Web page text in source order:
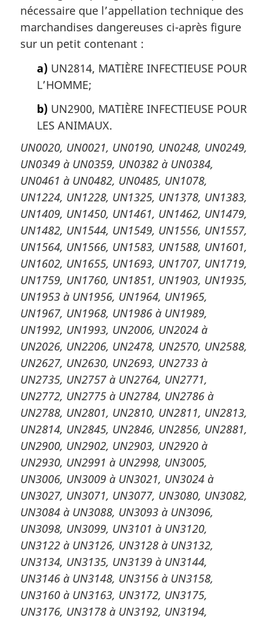
nécessaire que l’appellation technique des
marchandises dangereuses ci-après figure
sur un petit contenant :
a) UN2814, MATIÈRE INFECTIEUSE POUR
L’HOMME;
b) UN2900, MATIÈRE INFECTIEUSE POUR
LES ANIMAUX.
UN0020, UN0021, UN0190, UN0248, UN0249,
UN0349 à UN0359, UN0382 à UN0384,
UN0461 à UN0482, UN0485, UN1078,
UN1224, UN1228, UN1325, UN1378, UN1383,
UN1409, UN1450, UN1461, UN1462, UN1479,
UN1482, UN1544, UN1549, UN1556, UN1557,
UN1564, UN1566, UN1583, UN1588, UN1601,
UN1602, UN1655, UN1693, UN1707, UN1719,
UN1759, UN1760, UN1851, UN1903, UN1935,
UN1953 à UN1956, UN1964, UN1965,
UN1967, UN1968, UN1986 à UN1989,
UN1992, UN1993, UN2006, UN2024 à
UN2026, UN2206, UN2478, UN2570, UN2588,
UN2627, UN2630, UN2693, UN2733 à
UN2735, UN2757 à UN2764, UN2771,
UN2772, UN2775 à UN2784, UN2786 à
UN2788, UN2801, UN2810, UN2811, UN2813,
UN2814, UN2845, UN2846, UN2856, UN2881,
UN2900, UN2902, UN2903, UN2920 à
UN2930, UN2991 à UN2998, UN3005,
UN3006, UN3009 à UN3021, UN3024 à
UN3027, UN3071, UN3077, UN3080, UN3082,
UN3084 à UN3088, UN3093 à UN3096,
UN3098, UN3099, UN3101 à UN3120,
UN3122 à UN3126, UN3128 à UN3132,
UN3134, UN3135, UN3139 à UN3144,
UN3146 à UN3148, UN3156 à UN3158,
UN3160 à UN3163, UN3172, UN3175,
UN3176, UN3178 à UN3192, UN3194,